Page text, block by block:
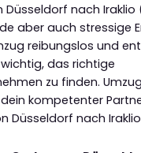
Düsseldorf nach Iraklio
aber auch stressige
reibungslos und
das richtige
zu finden.
kompetenter
Düsseldorf nach